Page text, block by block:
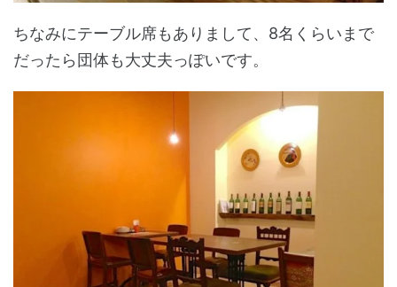
ちなみにテーブル席もありまして、8名くらいまで
だったら団体も大丈夫っぽいです。